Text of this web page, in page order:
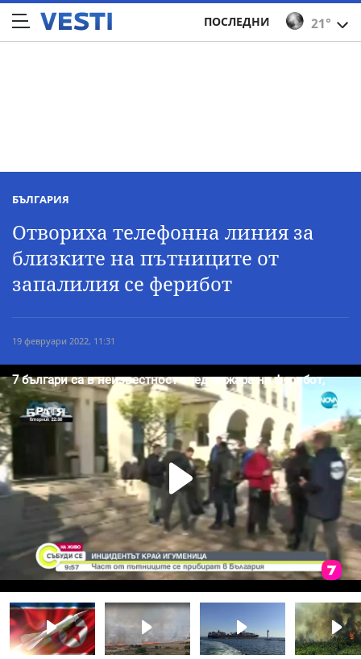
21°
ПОСЛЕДНИ
БЪЛГАРИЯ
Отвориха телефонна линия за
близките на пътниците от
запалилия се ферибот
19 февруари 2022, 11:31